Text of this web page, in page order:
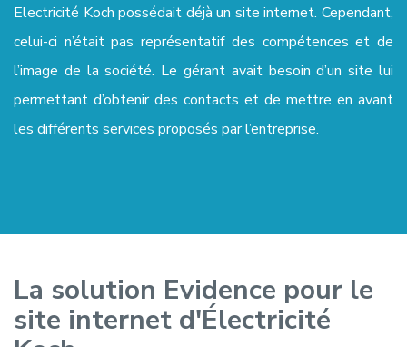
Electricité Koch possédait déjà un site internet. Cependant,
celui-ci n’était pas représentatif des compétences et de
l’image de la société. Le gérant avait besoin d’un site lui
permettant d’obtenir des contacts et de mettre en avant
les différents services proposés par l’entreprise.
La solution Evidence pour le
site internet d'Électricité